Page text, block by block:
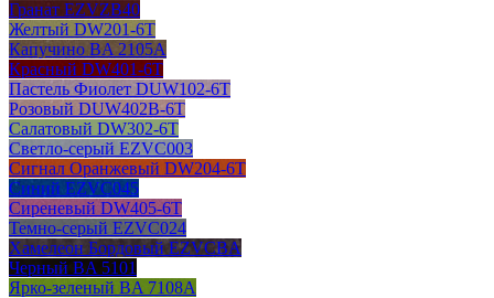
Гранат EZVZB40
Желтый DW201-6T
Капучино BA 2105A
Красный DW401-6T
Пастель Фиолет DUW102-6T
Розовый DUW402B-6T
Салатовый DW302-6T
Светло-серый EZVC003
Сигнал Оранжевый DW204-6T
Синий EZVC045
Сиреневый DW405-6T
Темно-серый EZVC024
Хамелеон Бордовый EZVCBA
Черный BA 5101
Ярко-зеленый BA 7108A